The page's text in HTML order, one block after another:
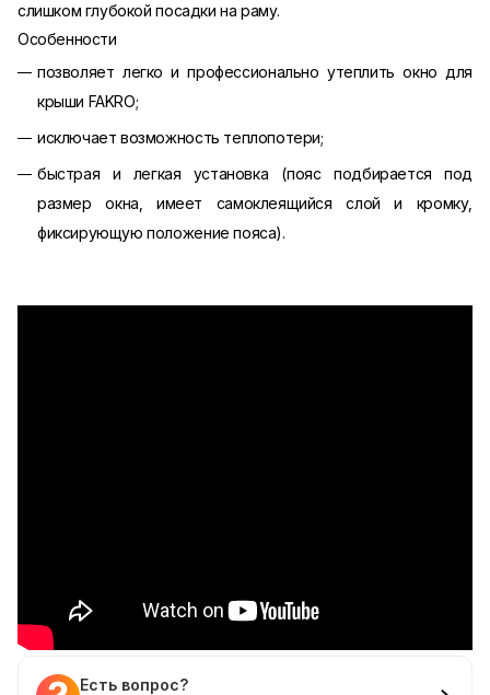
слишком глубокой посадки на раму.
Особенности
позволяет легко и профессионально утеплить окно для
крыши FAKRO;
исключает возможность теплопотери;
быстрая и легкая установка (пояс подбирается под
размер окна, имеет самоклеящийся слой и кромку,
фиксирующую положение пояса).
Есть вопрос?